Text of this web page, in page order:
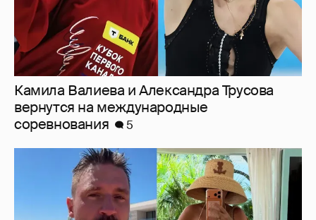
Камила Валиева и Александра Трусова
вернутся на международные
соревнования
5